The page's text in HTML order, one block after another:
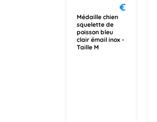
€
Médaille chien
squelette de
poisson bleu
clair émail inox -
Taille M